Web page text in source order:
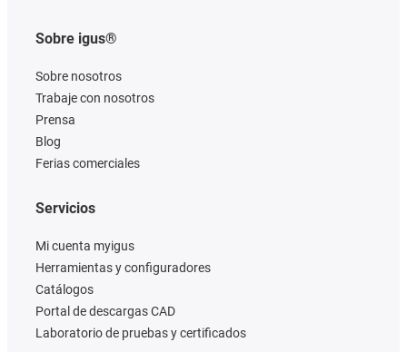
Sobre igus®
Sobre nosotros
Trabaje con nosotros
Prensa
Blog
Ferias comerciales
Servicios
Mi cuenta myigus
Herramientas y configuradores
Catálogos
Portal de descargas CAD
Laboratorio de pruebas y certificados